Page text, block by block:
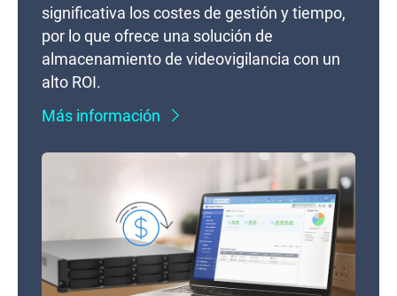
significativa los costes de gestión y tiempo,
por lo que ofrece una solución de
almacenamiento de videovigilancia con un
alto ROI.
Más información